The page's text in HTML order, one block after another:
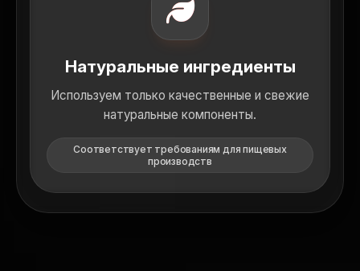
Натуральные ингредиенты
Используем только качественные и свежие
натуральные компоненты.
Соответствует требованиям для пищевых
производств